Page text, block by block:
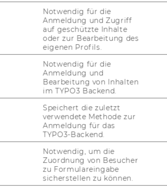
to con­tri­bu­te to re­se­arch on ef­fi­ci­ent
of in­ter­na­tio­nal cor­po­ra­te ta­xa­ti­on.
Notwendig für die
Anmeldung und Zugriff
auf geschützte Inhalte
oder zur Bearbeitung des
eigenen Profils.
Notwendig für die
Anmeldung und
Bearbeitung von Inhalten
im TYPO3 Backend.
Speichert die zuletzt
verwendete Methode zur
Anmeldung für das
TYPO3-Backend.
Notwendig, um die
Zuordnung von Besucher
zu Formulareingabe
sicherstellen zu können.